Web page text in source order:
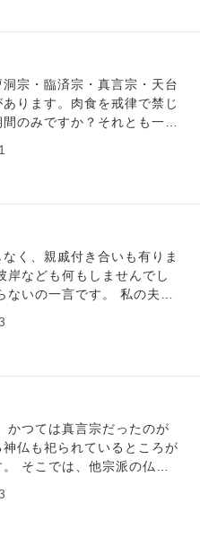
で、自分を責めて苦しくな
す。どうぞよろしくお願い
いたことがありません。
法事で初めて南妙法蓮華経
ませんがカルチャーショッ
の実家は日蓮宗です。 違
のご真言に心が安らぎま
す。 将来は、ひとりぼっ
。 慣れ親しんだ
できますか？ 他宗派のお
宗・臨済宗・真言宗・天台
ります。肉食を戒律で禁じ
のみですか？それとも一生
く、親戚付き合いも有りま
岸なども何もしませんでし
いの一言です。 私の夫の
り、私も夫もその宗教を信
の宗派が分からない状態で
丈夫でしょうか？真言宗の
ょうか？ また、お寺で空
いる所など有りますでしょ
んの勉強などもしたいと
かつては真言宗だったのが
仏も祀られているところが
そこでは、他宗派の仏具
他宗派の位牌の開眼供養も
、法華経による木剣加持で